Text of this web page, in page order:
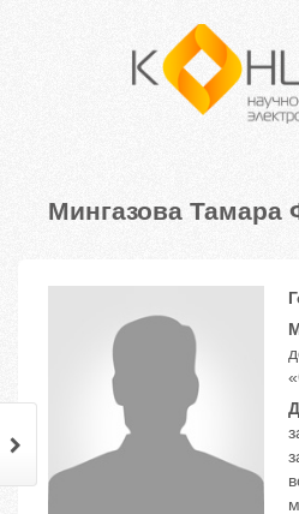
Мингазова Тамара